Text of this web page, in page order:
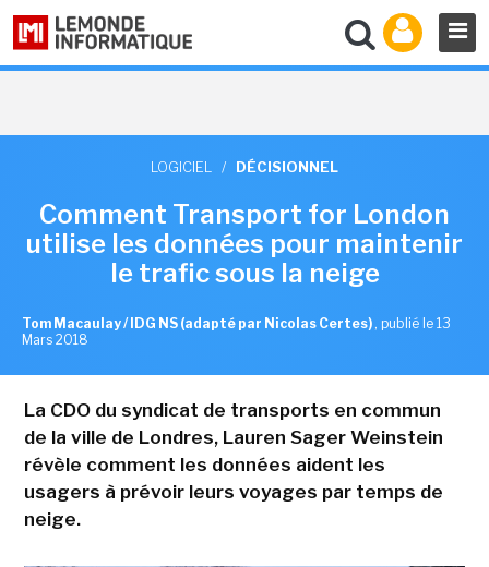
LOGICIEL / DÉCISIONNEL
Comment Transport for London
utilise les données pour maintenir
le trafic sous la neige
Tom Macaulay / IDG NS (adapté par Nicolas Certes) , publié le 13
Mars 2018
La CDO du syndicat de transports en commun
de la ville de Londres, Lauren Sager Weinstein
révèle comment les données aident les
usagers à prévoir leurs voyages par temps de
neige.